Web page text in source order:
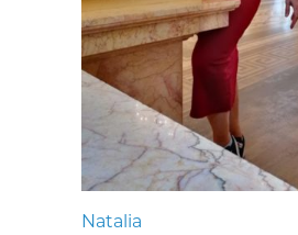
Natalia